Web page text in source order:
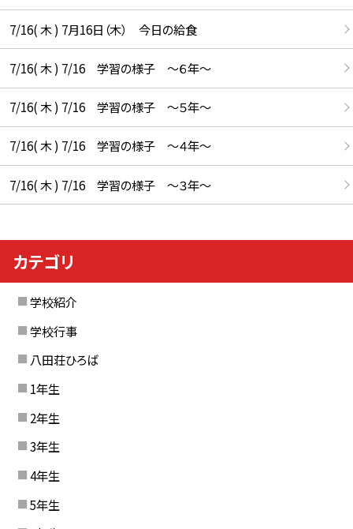
7/16( 木 ) 7月16日（木） 今日の給食
7/16( 木 ) 7/16 学習の様子 ～６年～
7/16( 木 ) 7/16 学習の様子 ～５年～
7/16( 木 ) 7/16 学習の様子 ～４年～
7/16( 木 ) 7/16 学習の様子 ～３年～
カテゴリ
学校紹介
学校行事
八田荘ひろば
1年生
2年生
3年生
4年生
5年生